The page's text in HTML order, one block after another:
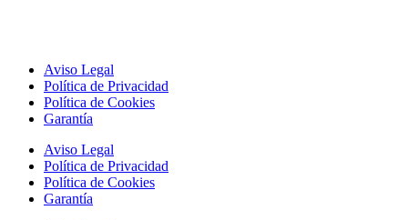
Aviso Legal
Política de Privacidad
Política de Cookies
Garantía
Aviso Legal
Política de Privacidad
Política de Cookies
Garantía